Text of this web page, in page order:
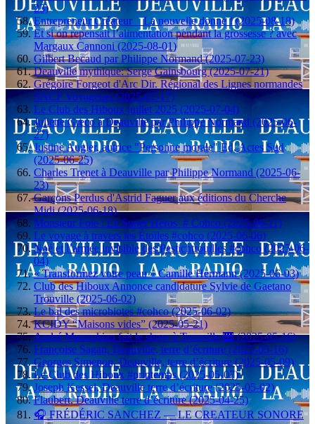
23)
Entrepreneur Créateur _ La nouvelle donne ! (2025-08-18)
Et si on repensait l’alimentation pendant la grossesse ? avec
Margaux Cannoni (2025-08-01)
Gilbert Becaud par Philippe Normand (2025-07-23)
Deauville mythique: Serge Gainsbourg (2025-07-21)
Grégoire Forgeot d'Arc Dir. Régional des Lignes normandes
SNCF Voyageurs (2025-07-17)
Le Club des Hiboux juillet 2025 (2025-07-04)
Juliette Greco à Deauville par Philippe Normand (2025-06-
27)
Justine Augier, autrice "Personne morale" Ed, Actes Sud
(2025-06-25)
Charles Trenet à Deauville par Philippe Normand (2025-06-
23)
Garçons Perdus d'Astrid Faguer aux éditions du Cherche
Midi (2025-06-18)
Monsieur Foie : Le Super Héros # Cohco (2025-06-11)
Le voyage à travers les Étoiles #cohco (2025-06-06)
Noé et l’armée invisible des Pestichtrouilles #cohco (2025-06-
04)
« Transformez votre peau » Camille Hermann (2025-06-03)
Club des Hiboux Annonce candidature Sylvie de Gaetano
Trouville (2025-06-02)
Le bal des microbiotes #cohco (2025-06-02)
KCIDY “Maisons vides” (2025-05-21)
André Manoukian fait le show à Trouville 🎹 (2025-05-16)
Françoise Sagan, Deauville, terre d’écriture (2025-05-16)
Georges Simenon, Deauville, terre d’écriture (2025-05-09)
Le Club des Hiboux #printemps (2025-05-07)
Joseph Kessel, Deauville terre d’écriture (2025-05-02)
Flaubert, Deauville terre d’écriture (2025-04-25)
🎧 FRÉDÉRIC SANCHEZ — LE CREATEUR SONORE